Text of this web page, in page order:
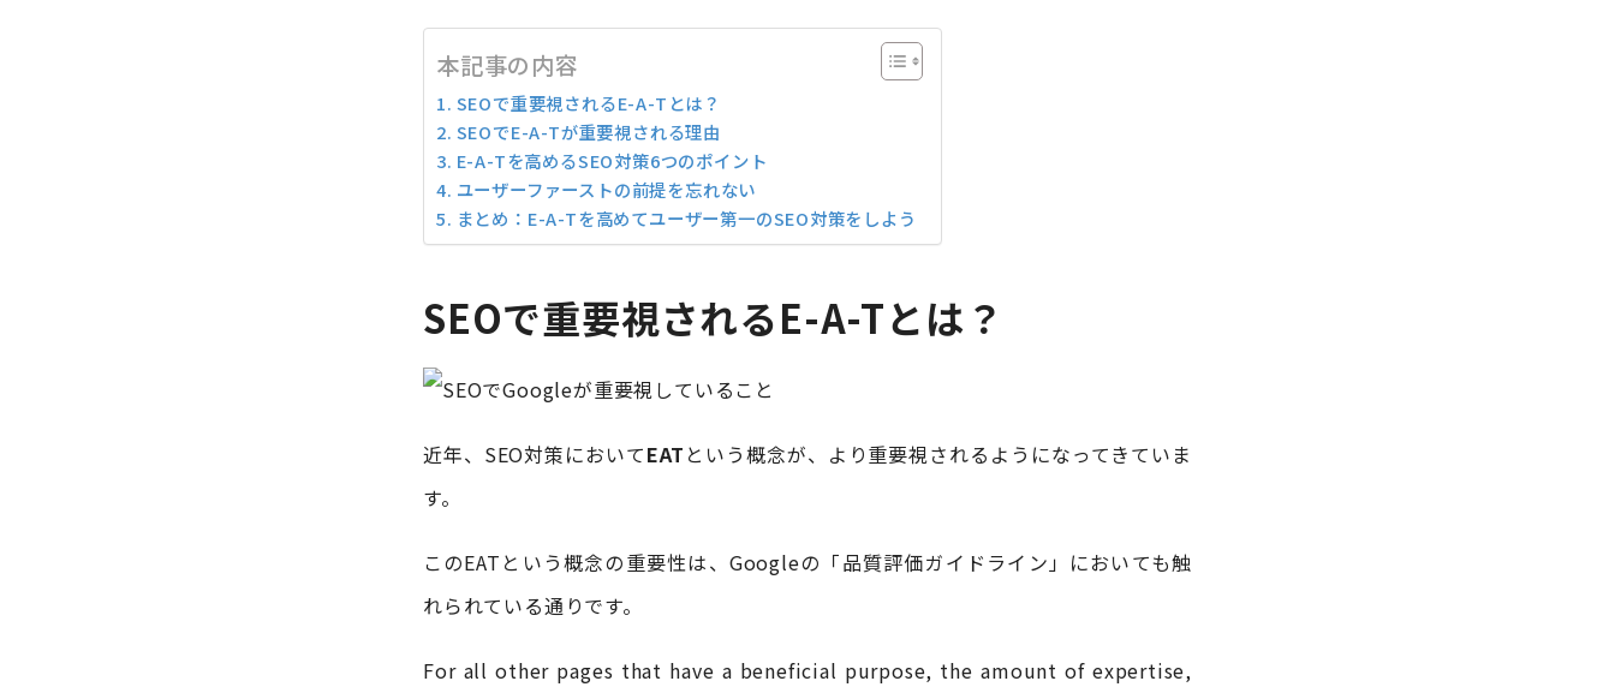
本記事の内容
SEOで重要視されるE-A-Tとは？
SEOでE-A-Tが重要視される理由
E-A-Tを高めるSEO対策6つのポイント
ユーザーファーストの前提を忘れない
まとめ：E-A-Tを高めてユーザー第一のSEO対策をしよう
SEOで重要視されるE-A-Tとは？
近年、SEO対策においてEAT という概念が、より重要視されるようになってきていま
す。
このEATという概念の重要性は、Googleの「品質評価ガイドライン」においても触
れられている通りです。
For all other pages that have a beneficial purpose, the amount of expertise,